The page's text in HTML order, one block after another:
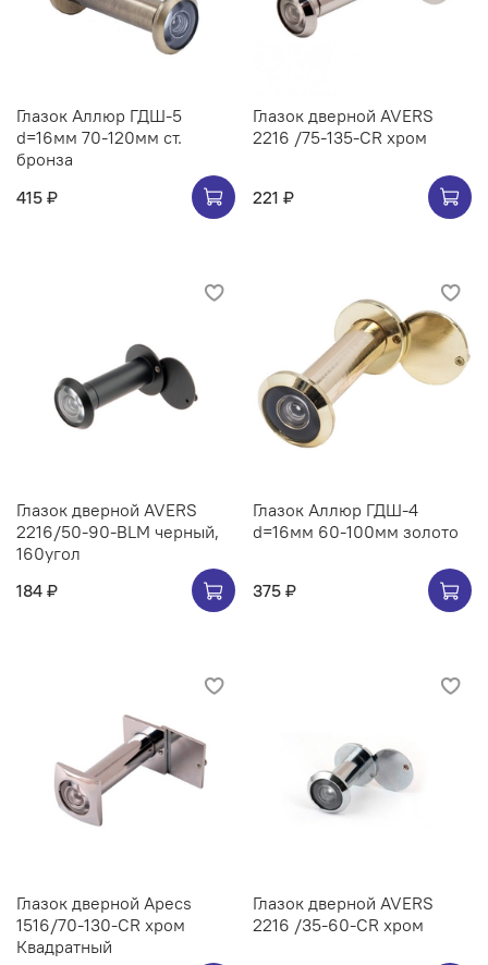
Глазок Аллюр ГДШ-5
d=16мм 70-120мм ст.
бронза
415 ₽
Глазок дверной AVERS
2216 /75-135-CR хром
221 ₽
Глазок дверной AVERS
2216/50-90-BLM черный,
160угол
184 ₽
Глазок Аллюр ГДШ-4
d=16мм 60-100мм золото
375 ₽
Глазок дверной Apecs
1516/70-130-CR хром
Квадратный
Глазок дверной AVERS
2216 /35-60-CR хром